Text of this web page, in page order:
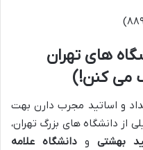
های تهران
می کنن!)
و اساتید مجرب دارن بهت
از دانشگاه های بزرگ تهران،
بهشتی ودانشگاه علامه